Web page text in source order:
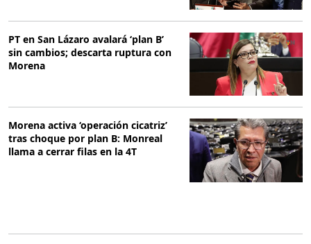
PT en San Lázaro avalará ‘plan B’
sin cambios; descarta ruptura con
Morena
Morena activa ‘operación cicatriz’
tras choque por plan B: Monreal
llama a cerrar filas en la 4T